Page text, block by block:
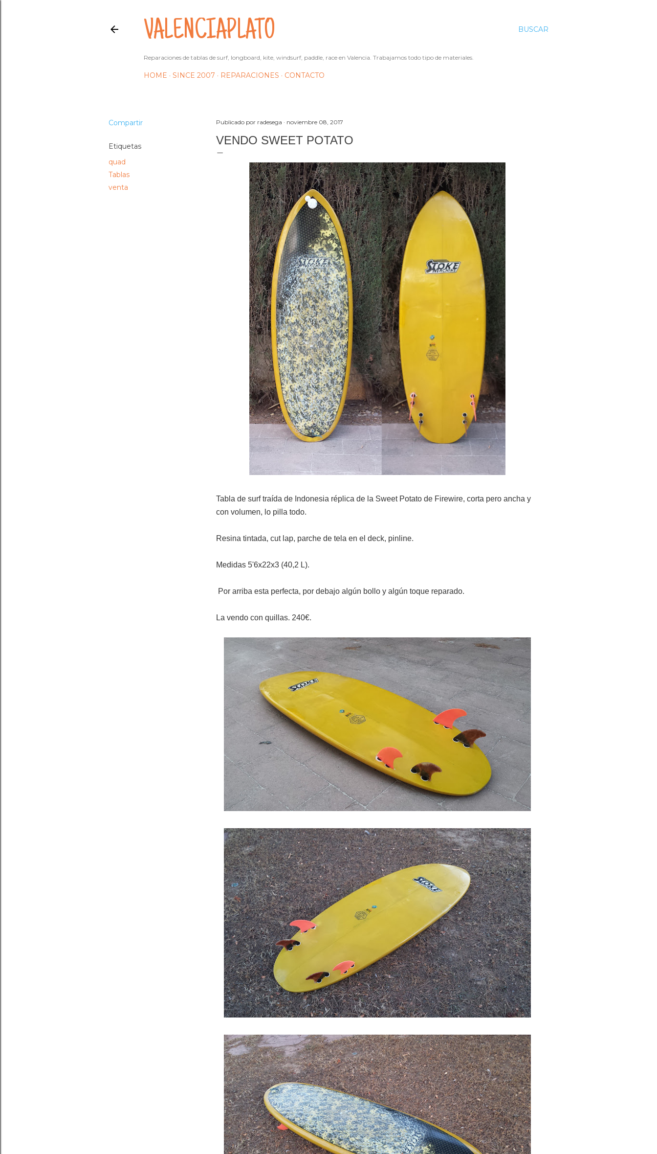
BUSCAR
VALENCIAPLATO
Reparaciones de tablas de surf, longboard, kite, windsurf, paddle, race en Valencia. Trabajamos todo tipo de materiales.
HOME SINCE 2007 REPARACIONES CONTACTO
Compartir
Etiquetas
quad
Tablas
venta
Publicado por radesega noviembre 08, 2017
VENDO SWEET POTATO
Tabla de surf traída de Indonesia réplica de la Sweet Potato de Firewire, corta pero ancha y
con volumen, lo pilla todo.
Resina tintada, cut lap, parche de tela en el deck, pinline.
Medidas 5'6x22x3 (40,2 L).
Por arriba esta perfecta, por debajo algún bollo y algún toque reparado.
La vendo con quillas. 240€.